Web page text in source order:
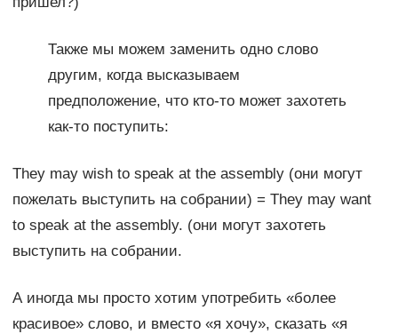
Также мы можем заменить одно слово
другим, когда высказываем
предположение, что кто-то может захотеть
как-то поступить:
They may wish to speak at the assembly (они могут
пожелать выступить на собрании) = They may want
to speak at the assembly. (они могут захотеть
выступить на собрании.
А иногда мы просто хотим употребить «более
красивое» слово, и вместо «я хочу», сказать «я